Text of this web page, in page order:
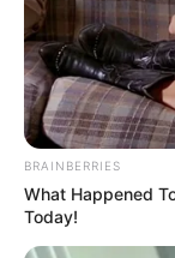
ACTIVAR
TEMAS
BRAINBERRIES
What Happened
Today!